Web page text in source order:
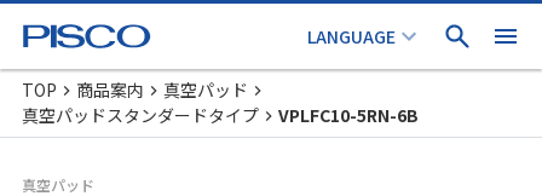
TOP 商品案内
真空パッド
真空パッドスタンダードタイプ
VPLFC10-5RN-6B
真空パッド